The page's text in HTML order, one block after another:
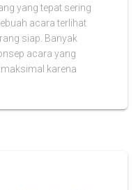
yang tepat sering
acara terlihat
siap. Banyak
acara yang
karena